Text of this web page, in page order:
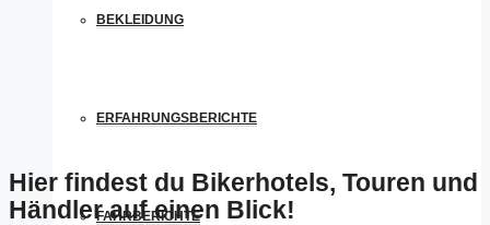
BEKLEIDUNG
ERFAHRUNGSBERICHTE
FAHRBERICHTE
Hier findest du Bikerhotels, Touren und
Händler auf einen Blick!